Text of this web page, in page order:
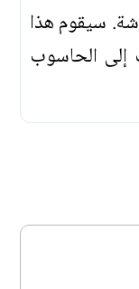
سيقوم هذا
إلى الحاسوب